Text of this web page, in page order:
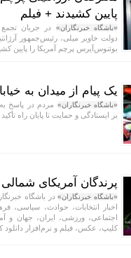
پایین کشیدند + فیلم
«باشگاه خبرنگاران» در جریان
دولت خاویر میلی، رئیس‌جمهور
بوئنوس‌آیرس پرچم آمریکا را پایین
یک پیام از میدان به
«باشگاه خبرنگاران» مردم در پاسخ به
بر ایستادگی و حمایت تا پایان راه تأکید
پرندگان آمریکای شمالی
«باشگاه خبرنگاران»در باشگاه
اخبار انتخابات، حوادث، سیاسی،
اجتماعی، ورزشی، ایران، جهان و
کلیپ، عکس، فیلم و نرم‌افزار دانلود